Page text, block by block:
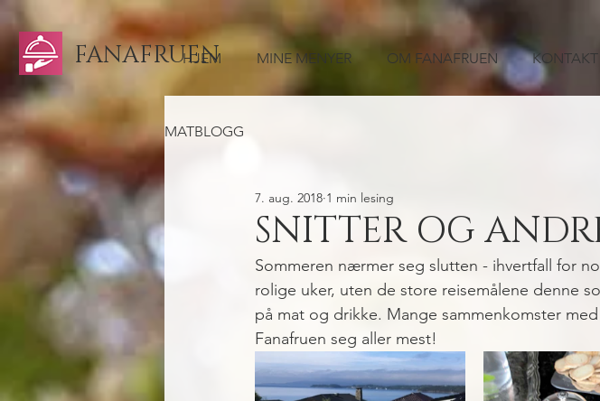
FANAFRUEN
HJEM MINE MENYER OM FANAFRUEN KONTAKT
MATBLOGG
SNITTER OG
7. aug. 2018 1 min lesing
Sommeren nærmer seg slutten - ihvertfall for
rolige uker, uten de store reisemålene denne
på mat og drikke. Mange sammenkomster
Fanafruen seg aller mest!